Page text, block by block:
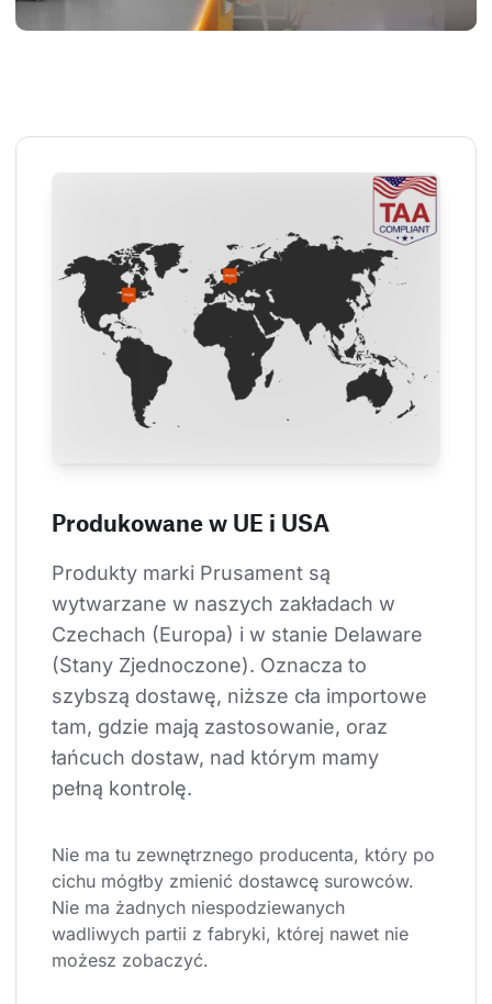
Produkowane w UE i USA
Produkty marki Prusament są
wytwarzane w naszych zakładach w
Czechach (Europa) i w stanie Delaware
(Stany Zjednoczone). Oznacza to
szybszą dostawę, niższe cła importowe
tam, gdzie mają zastosowanie, oraz
łańcuch dostaw, nad którym mamy
pełną kontrolę.
Nie ma tu zewnętrznego producenta, który po
cichu mógłby zmienić dostawcę surowców.
Nie ma żadnych niespodziewanych
wadliwych partii z fabryki, której nawet nie
możesz zobaczyć.